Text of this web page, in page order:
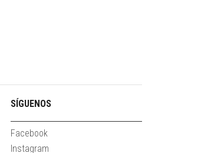
SÍGUENOS
Facebook
Instagram